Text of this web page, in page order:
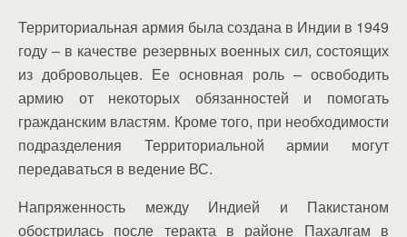
Территориальная армия была создана в Индии в 1949
году – в качестве резервных военных сил, состоящих
из добровольцев. Ее основная роль – освободить
армию от некоторых обязанностей и помогать
гражданским властям. Кроме того, при необходимости
подразделения Территориальной армии могут
передаваться в ведение ВС.
Напряженность между Индией и Пакистаном
обострилась после теракта в районе Пахалгам в